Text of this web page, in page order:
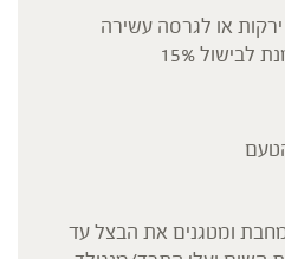
או לגרסה עשירה
15%
ומטגנים את הבצל עד